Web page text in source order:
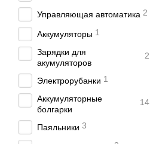
Управляющая автоматика 2
Аккумуляторы 1
Зарядки для
акумуляторов
2
Электрорубанки 1
Аккумуляторные
болгарки
14
Паяльники 3